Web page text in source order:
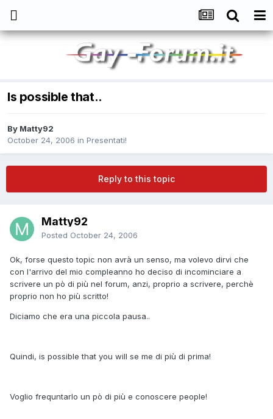
Is possible that..
By Matty92
October 24, 2006 in Presentati!
Reply to this topic
Matty92
Posted October 24, 2006
Ok, forse questo topic non avrà un senso, ma volevo dirvi che
con l'arrivo del mio compleanno ho deciso di incominciare a
scrivere un pò di più nel forum, anzi, proprio a scrivere, perchè
proprio non ho più scritto!
Diciamo che era una piccola pausa..
Quindi, is possible that you will se me di più di prima!
Voglio frequntarlo un pò di più e conoscere people!